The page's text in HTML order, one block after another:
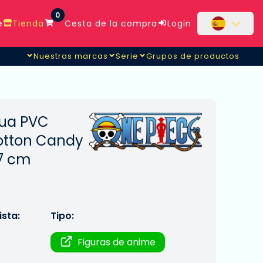
Tienda
0
Cesta de la compra Login
Nuestras marcas Serie Grupos de productos
PVC
Candy
cm
Tipo:
Figuras de anime